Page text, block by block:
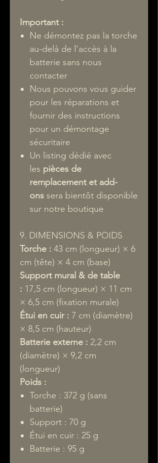
Important :
Ne démontez pas la torche
au-delà de l’accès à la
batterie sans nous
contacter
Nous pouvons vous guider
pour les réparations et
fournir des instructions
pour un démontage
sécuritaire
Un listing dédié avec
les pièces de
remplacement et add-
ons sera bientôt disponible
sur notre boutique
9. DIMENSIONS & POIDS
Torche : 43 cm (longueur) × 6
cm (tête) × 4 cm (base)
Support mural & de table
: 17,5 cm (longueur) × 11 cm
× 6,5 cm (fixation murale)
Étui en cuir : 7 cm (diamètre)
× 8,5 cm (hauteur)
Batterie externe : 2,2 cm
(diamètre) × 9,2 cm
(longueur)
Poids :
Torche : 372 g (sans
batterie)
Support : 70 g
Étui en cuir : 25 g
Batterie : 95 g